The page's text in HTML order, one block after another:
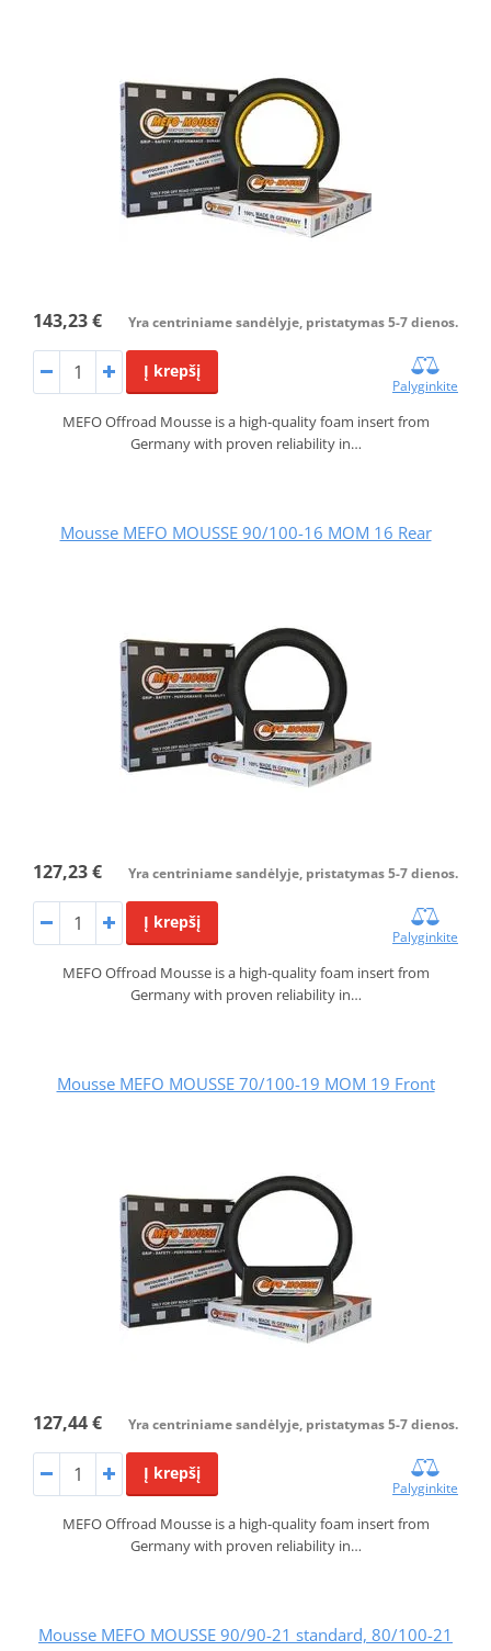
143,23 € Yra centriniame sandėlyje, pristatymas 5-7 dienos.
Į krepšį
Palyginkite
MEFO Offroad Mousse is a high-quality foam insert from
Germany with proven reliability in…
Mousse MEFO MOUSSE 90/100-16 MOM 16 Rear
127,23 € Yra centriniame sandėlyje, pristatymas 5-7 dienos.
Į krepšį
Palyginkite
MEFO Offroad Mousse is a high-quality foam insert from
Germany with proven reliability in…
Mousse MEFO MOUSSE 70/100-19 MOM 19 Front
127,44 € Yra centriniame sandėlyje, pristatymas 5-7 dienos.
Į krepšį
Palyginkite
MEFO Offroad Mousse is a high-quality foam insert from
Germany with proven reliability in…
Mousse MEFO MOUSSE 90/90-21 standard, 80/100-21